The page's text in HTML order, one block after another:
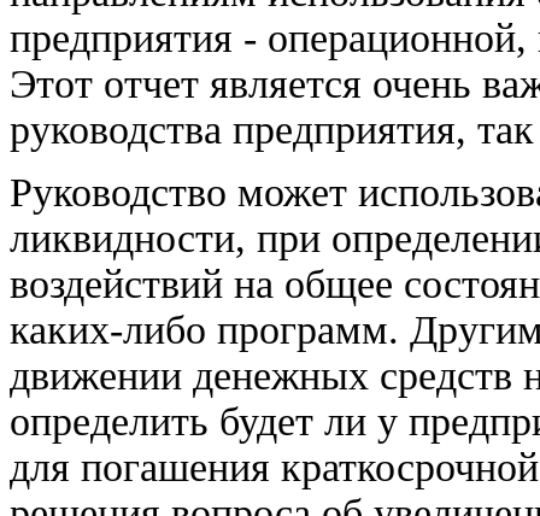
предприятия -
Этот отчет является очень
руководства предприятия,
Руководство может
ликвидности, при
воздействий на общее
каких-либо программ.
движении денежных средств
определить будет ли у
для погашения